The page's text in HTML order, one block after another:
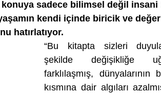
konuya sadece bilimsel değil insani
kendi içinde biricik ve
hatırlatıyor.
“Bu kitapta sizleri
şekilde değişikliğe
farklılaşmış, dünyalarının
kısmına dair algıları